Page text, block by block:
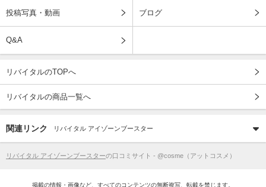
投稿写真・動画 ブログ
Q&A
リバイタルのTOPへ
リバイタルの商品一覧へ
関連リンク リバイタル アイゾーンブースター
リバイタル アイゾーンブースターの口コミサイト - @cosme（アットコスメ）
掲載の情報・画像など、すべてのコンテンツの無断複写、転載を禁じます。